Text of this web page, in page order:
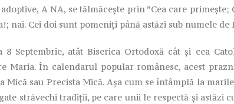
A NA, se tălmăcește prin ”Cea care primește;
nai. Cei doi sunt pomeniți până astăzi sub numele de
atât Biserica Ortodoxă cât și cea
Maria. În calendarul popular românesc, acest
Mică sau Precista Mică. Așa cum se întâmplă la
străvechi tradiții, pe care unii le respectă și astăzi